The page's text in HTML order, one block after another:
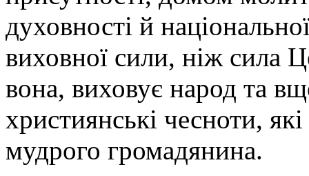
духовності й
виховної сили, ніж сила
вона, виховує народ та
християнські чесноти,
мудрого громадянина.